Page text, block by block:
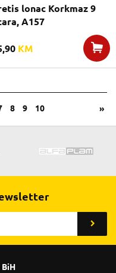
lonac Korkmaz 9
A157
KM
8 9 10 »
BiH